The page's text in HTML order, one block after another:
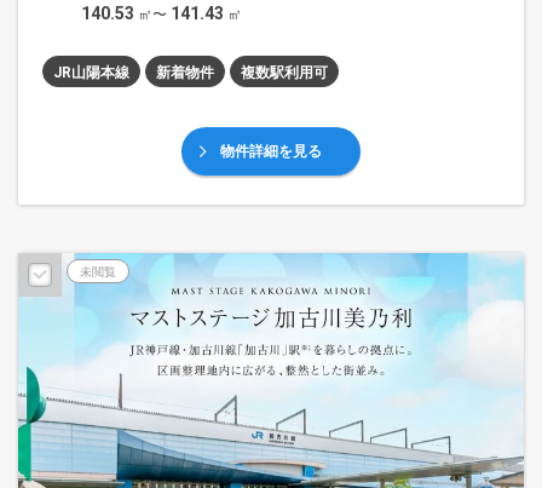
140.53 ㎡〜 141.43 ㎡
JR山陽本線 新着物件 複数駅利用可
物件詳細を見る
未閲覧